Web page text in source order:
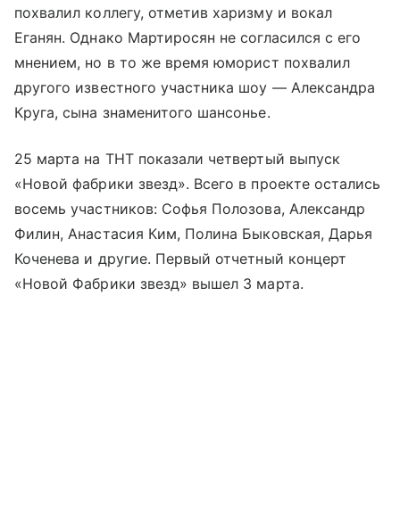
похвалил коллегу, отметив харизму и вокал
Еганян. Однако Мартиросян не согласился с его
мнением, но в то же время юморист похвалил
другого известного участника шоу — Александра
Круга, сына знаменитого шансонье.
25 марта на ТНТ показали четвертый выпуск
«Новой фабрики звезд». Всего в проекте остались
восемь участников: Софья Полозова, Александр
Филин, Анастасия Ким, Полина Быковская, Дарья
Коченева и другие. Первый отчетный концерт
«Новой Фабрики звезд» вышел 3 марта.